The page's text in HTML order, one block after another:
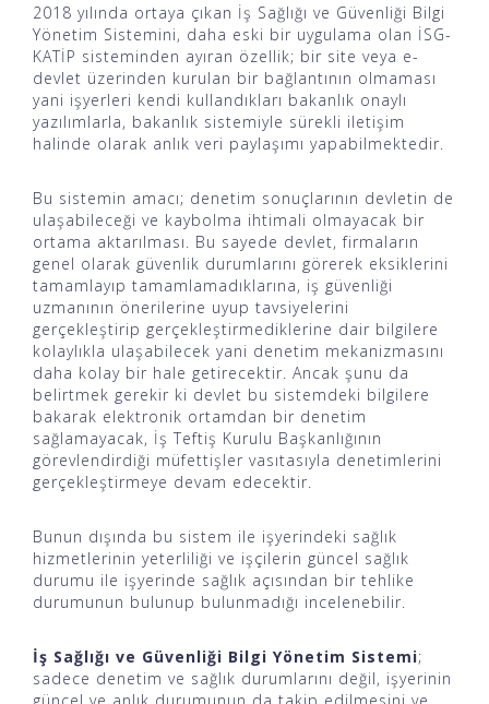
2018 yılında ortaya çıkan İş Sağlığı ve Güvenliği Bilgi
Yönetim Sistemini, daha eski bir uygulama olan İSG-
KATİP sisteminden ayıran özellik; bir site veya e-
devlet üzerinden kurulan bir bağlantının olmaması
yani işyerleri kendi kullandıkları bakanlık onaylı
yazılımlarla, bakanlık sistemiyle sürekli iletişim
halinde olarak anlık veri paylaşımı yapabilmektedir.
Bu sistemin amacı; denetim sonuçlarının devletin de
ulaşabileceği ve kaybolma ihtimali olmayacak bir
ortama aktarılması. Bu sayede devlet, firmaların
genel olarak güvenlik durumlarını görerek eksiklerini
tamamlayıp tamamlamadıklarına, iş güvenliği
uzmanının önerilerine uyup tavsiyelerini
gerçekleştirip gerçekleştirmediklerine dair bilgilere
kolaylıkla ulaşabilecek yani denetim mekanizmasını
daha kolay bir hale getirecektir. Ancak şunu da
belirtmek gerekir ki devlet bu sistemdeki bilgilere
bakarak elektronik ortamdan bir denetim
sağlamayacak, İş Teftiş Kurulu Başkanlığının
görevlendirdiği müfettişler vasıtasıyla denetimlerini
gerçekleştirmeye devam edecektir.
Bunun dışında bu sistem ile işyerindeki sağlık
hizmetlerinin yeterliliği ve işçilerin güncel sağlık
durumu ile işyerinde sağlık açısından bir tehlike
durumunun bulunup bulunmadığı incelenebilir.
İş Sağlığı ve Güvenliği Bilgi Yönetim Sistemi;
sadece denetim ve sağlık durumlarını değil, işyerinin
güncel ve anlık durumunun da takip edilmesini ve